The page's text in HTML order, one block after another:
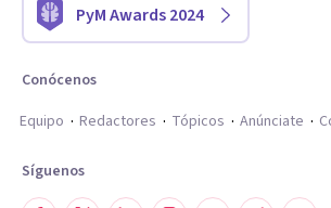
PyM Awards 2024
Conócenos
Equipo
Redactores Tópicos Anúnciate
Síguenos